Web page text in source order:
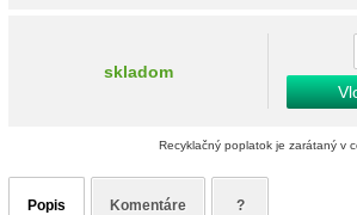
skladom
Recyklačný poplatok je zarátaný v
Popis Komentáre ?